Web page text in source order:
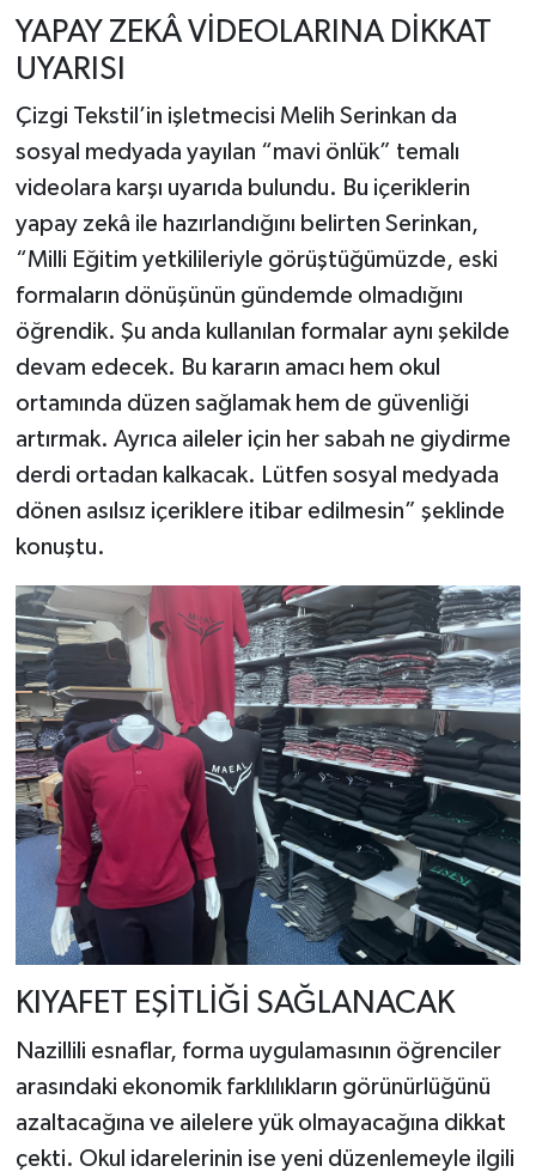
YAPAY ZEKÂ VİDEOLARINA DİKKAT
UYARISI
Çizgi Tekstil’in işletmecisi Melih Serinkan da
sosyal medyada yayılan “mavi önlük” temalı
videolara karşı uyarıda bulundu. Bu içeriklerin
yapay zekâ ile hazırlandığını belirten Serinkan,
“Milli Eğitim yetkilileriyle görüştüğümüzde, eski
formaların dönüşünün gündemde olmadığını
öğrendik. Şu anda kullanılan formalar aynı şekilde
devam edecek. Bu kararın amacı hem okul
ortamında düzen sağlamak hem de güvenliği
artırmak. Ayrıca aileler için her sabah ne giydirme
derdi ortadan kalkacak. Lütfen sosyal medyada
dönen asılsız içeriklere itibar edilmesin” şeklinde
konuştu.
KIYAFET EŞİTLİĞİ SAĞLANACAK
Nazillili esnaflar, forma uygulamasının öğrenciler
arasındaki ekonomik farklılıkların görünürlüğünü
azaltacağına ve ailelere yük olmayacağına dikkat
çekti. Okul idarelerinin ise yeni düzenlemeyle ilgili